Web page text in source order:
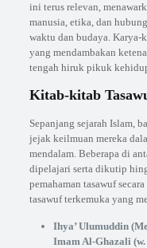
ini terus relevan,
manusia, etika, dan
waktu dan budaya. Karya-
yang mendambakan
tengah hiruk pikuk
Kitab-kitab
Sepanjang sejarah Islam,
jejak keilmuan mereka
mendalam. Beberapa di
dipelajari serta dikutip
pemahaman tasawuf
tasawuf terkemuka yang
Ihya’ Ulumuddin
Imam Al-Ghazali (w.